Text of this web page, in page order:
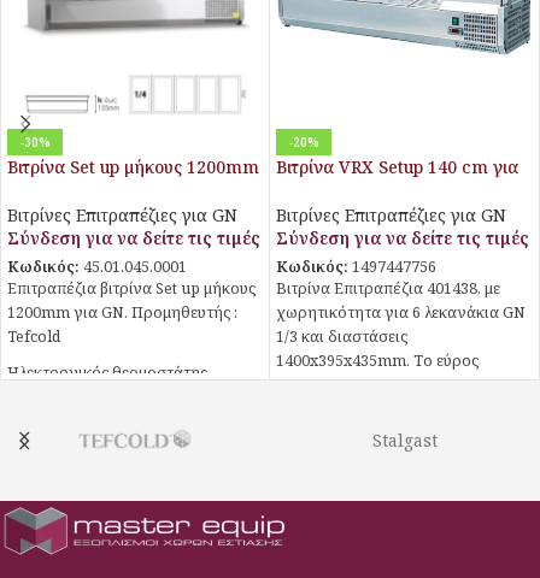
-30%
Βιτρίνα Set up μήκους 1200mm
Βιτρίνες Επιτραπέζιες για GN
Σύνδεση για να δείτε τις τιμές
Κωδικός: 45.01.045.0001
Επιτραπέζια βιτρίνα Set up μήκους
1200mm για GN. Προμηθευτής :
Tefcold
Ηλεκτρονικός θερμοστάτης -
Τα GN δεν περιλαμβάνονται.
-20%
Βιτρίνα VRX Setup 140 cm για
Βιτρίνες Επιτραπέζιες για GN
Σύνδεση για να δείτε τις τιμές
Κωδικός: 1497447756
Βιτρίνα Επιτραπέζια 401438, με
χωρητικότητα για 6 λεκανάκια GN
1/3 και διαστάσεις
1400x395x435mm. Το εύρος
θερμοκρασίας κυμαίνεται από +2°C
αποτελείται από Inox.
Stalgast